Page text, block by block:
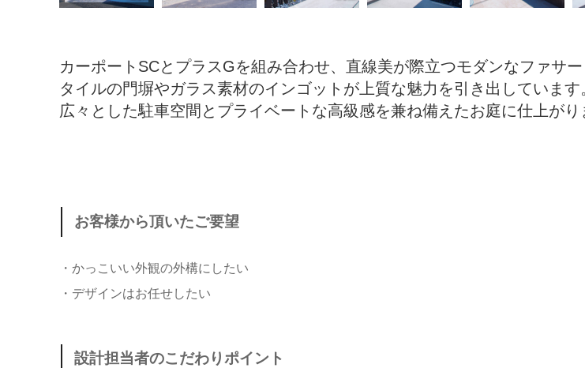
カーポートSCとプラスGを組み合わせ、直線美が際立つモダンなファサ
タイルの門塀やガラス素材のインゴットが上質な魅力を引き出しています
広々とした駐車空間とプライベートな高級感を兼ね備えたお庭に仕上がり
お客様から頂いたご要望
・かっこいい外観の外構にしたい
・デザインはお任せしたい
設計担当者のこだわりポイント